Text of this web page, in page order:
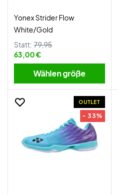
Yonex Strider Flow
White/Gold
Statt: 79,95
63,00 €
Wählen größe
OUTLET
- 33%